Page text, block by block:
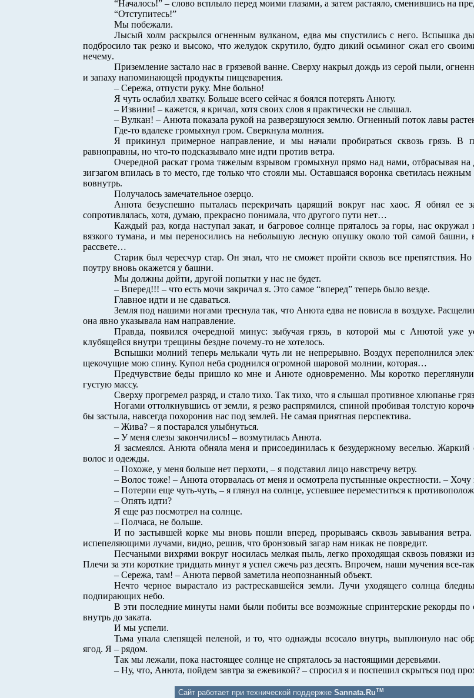
“Началось!” – слово всплыло перед моими глазами, а затем растаяло, сменившись на
“Отступитесь!”
Мы побежали.
Лысый холм раскрылся огненным вулканом, едва мы спустились с него. Вспышка
подбросило так резко и высоко, что желудок скрутило, будто дикий осьминог сжал его
нечему.
Приземление застало нас в грязевой ванне. Сверху накрыл дождь из серой пыли,
и запаху напоминающей продукты пищеварения.
– Сережа, отпусти руку. Мне больно!
Я чуть ослабил хватку. Больше всего сейчас я боялся потерять Анюту.
– Извини! – кажется, я кричал, хотя своих слов я практически не слышал.
– Вулкан! – Анюта показала рукой на разверзшуюся землю. Огненный поток лавы
Где-то вдалеке громыхнул гром. Сверкнула молния.
Я прикинул примерное направление, и мы начали пробираться сквозь грязь.
равноправны, но что-то подсказывало мне идти против ветра.
Очередной раскат грома тяжелым взрывом громыхнул прямо над нами, отбрасывая
зигзагом впилась в то место, где только что стояли мы. Оставшаяся воронка светилась
вовнутрь.
Получалось замечательное озерцо.
Анюта безуспешно пыталась перекричать царящий вокруг нас хаос. Я обнял ее
сопротивлялась, хотя, думаю, прекрасно понимала, что другого пути нет…
Каждый раз, когда наступал закат, и багровое солнце пряталось за горы, нас
вязкого тумана, и мы переносились на небольшую лесную опушку около той самой
рассвете…
Старик был чересчур стар. Он знал, что не сможет пройти сквозь все препятствия.
поутру вновь окажется у башни.
Мы должны дойти, другой попытки у нас не будет.
– Вперед!!! – что есть мочи закричал я. Это самое “вперед” теперь было везде.
Главное идти и не сдаваться.
Земля под нашими ногами треснула так, что Анюта едва не повисла в воздухе.
она явно указывала нам направление.
Правда, появился очередной минус: зыбучая грязь, в которой мы с Анютой уже
клубящейся внутри трещины бездне почему-то не хотелось.
Вспышки молний теперь мелькали чуть ли не непрерывно. Воздух переполнился
щекочущие мою спину. Купол неба сроднился огромной шаровой молнии, которая…
Предчувствие беды пришло ко мне и Анюте одновременно. Мы коротко
густую массу.
Сверху прогремел разряд, и стало тихо. Так тихо, что я слышал противное хлюпанье
Ногами оттолкнувшись от земли, я резко распрямился, спиной пробивая толстую
бы застыла, навсегда похоронив нас под землей. Не самая приятная перспектива.
– Жива? – я постарался улыбнуться.
– У меня слезы закончились! – возмутилась Анюта.
Я засмеялся. Анюта обняла меня и присоединилась к безудержному веселью.
волос и одежды.
– Похоже, у меня больше нет перхоти, – я подставил лицо навстречу ветру.
– Волос тоже! – Анюта оторвалась от меня и осмотрела пустынные окрестности. – Хочу
– Потерпи еще чуть-чуть, – я глянул на солнце, успевшее переместиться к
– Опять идти?
Я еще раз посмотрел на солнце.
– Полчаса, не больше.
И по застывшей корке мы вновь пошли вперед, прорываясь сквозь завывания
испепеляющими лучами, видно, решив, что бронзовый загар нам никак не повредит.
Песчаными вихрями вокруг носилась мелкая пыль, легко проходящая сквозь повязки
Плечи за эти короткие тридцать минут я успел сжечь раз десять. Впрочем, наши мучения все-
– Сережа, там! – Анюта первой заметила неопознанный объект.
Нечто черное вырастало из растрескавшейся земли. Лучи уходящего солнца
подпирающих небо.
В эти последние минуты нами были побиты все возможные спринтерские рекорды по
внутрь до заката.
И мы успели.
Тьма упала слепящей пеленой, и то, что однажды всосало внутрь, выплюнуло нас
ягод. Я – рядом.
Так мы лежали, пока настоящее солнце не спряталось за настоящими деревьями.
– Ну, что, Анюта, пойдем завтра за ежевикой? – спросил я и поспешил скрыться под
Сайт работает при технической поддержке Sannata.RuTM